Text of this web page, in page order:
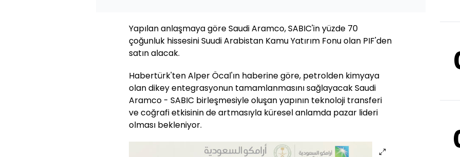
Yapılan anlaşmaya göre Saudi Aramco, SABIC'in yüzde 70
çoğunluk hissesini Suudi Arabistan Kamu Yatırım Fonu olan PIF'den
satın alacak.
Habertürk'ten Alper Öcal'ın haberine göre, petrolden kimyaya
olan dikey entegrasyonun tamamlanmasını sağlayacak Saudi
Aramco - SABIC birleşmesiyle oluşan yapının teknoloji transferi
ve coğrafi etkisinin de artmasıyla küresel anlamda pazar lideri
olması bekleniyor.